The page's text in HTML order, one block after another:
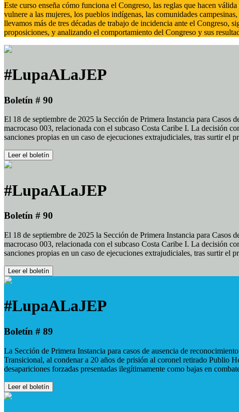
Este curso enseña cómo funciona el Congreso, las reglas que hacen
vulnere a las mujeres, los pueblos indígenas, las comunidades
llevamos más de tres décadas de trabajo de incidencia ante el Congreso,
proposiciones, y analizando el comportamiento del Congreso y sus
#LupaALaJEP
Boletín # 90
El 18 de septiembre de 2025 la Sección de Primera Instancia para
macrocaso 003, relacionada con el subcaso Costa Caribe I. La decisión
sanciones propias en un caso de ejecuciones extrajudiciales, tras surtir el
Leer el boletín
#LupaALaJEP
Boletín # 90
El 18 de septiembre de 2025 la Sección de Primera Instancia para
macrocaso 003, relacionada con el subcaso Costa Caribe I. La decisión
sanciones propias en un caso de ejecuciones extrajudiciales, tras surtir el
Leer el boletín
#LupaALaJEP
Boletín # 89
La Sección de Primera Instancia para casos de ausencia de
Transicional, al condenar a 20 años de prisión al coronel retirado Publio
desapariciones forzadas presentadas ilegítimamente como bajas en
Leer el boletín